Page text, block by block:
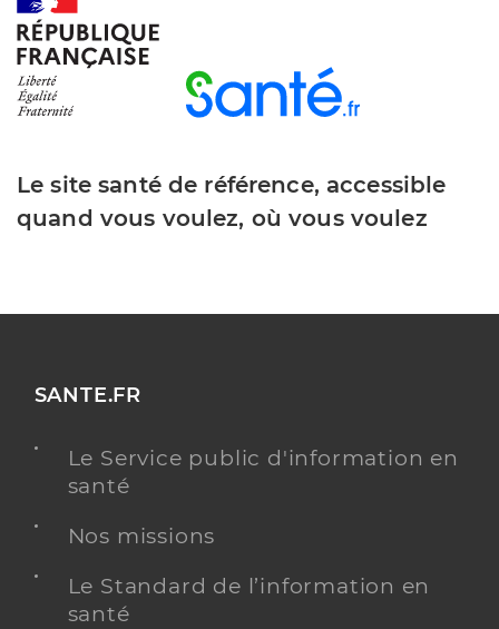
De Quercy
Centre de santé
Service de santé
Adresse
12 Camp de Poutou, 82230 Monclar-de-Quercy
Y ALLER
Le site santé de référence, accessible
quand vous voulez, où vous voulez
SANTE.FR
Le Service public d'information en
santé
Nos missions
Le Standard de l’information en
santé